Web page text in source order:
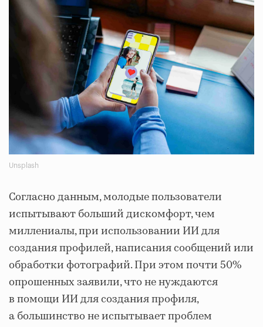
Unsplash
Согласно данным, молодые пользователи
испытывают больший дискомфорт, чем
миллениалы, при использовании ИИ для
создания профилей, написания сообщений или
обработки фотографий. При этом почти 50%
опрошенных заявили, что не нуждаются
в помощи ИИ для создания профиля,
а большинство не испытывает проблем